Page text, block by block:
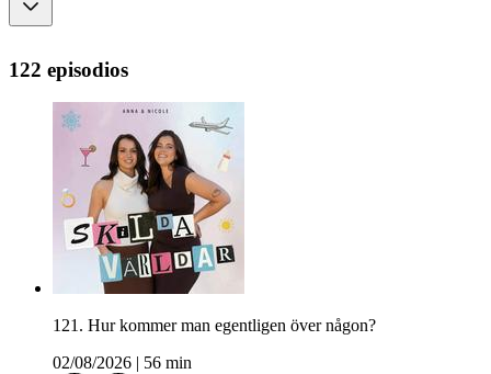
122 episodios
121. Hur kommer man egentligen över någon?
02/08/2026
56 min